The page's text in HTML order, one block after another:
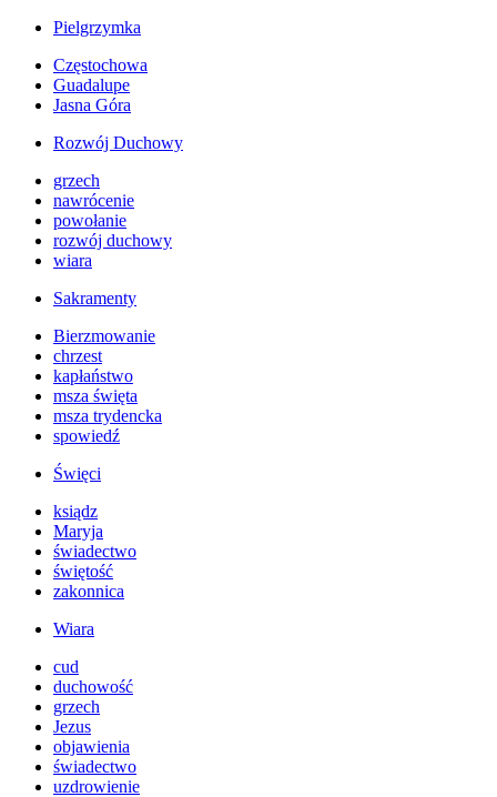
Pielgrzymka
Częstochowa
Guadalupe
Jasna Góra
Rozwój Duchowy
grzech
nawrócenie
powołanie
rozwój duchowy
wiara
Sakramenty
Bierzmowanie
chrzest
kapłaństwo
msza święta
msza trydencka
spowiedź
Święci
ksiądz
Maryja
świadectwo
świętość
zakonnica
Wiara
cud
duchowość
grzech
Jezus
objawienia
świadectwo
uzdrowienie